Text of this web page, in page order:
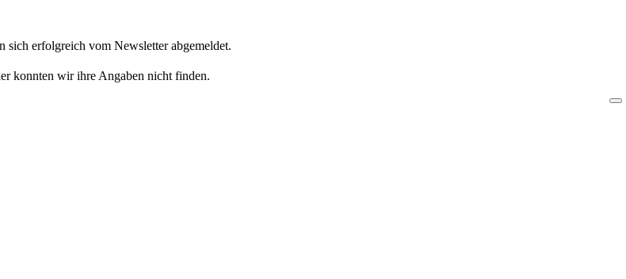
sich erfolgreich vom Newsletter abgemeldet.
konnten wir ihre Angaben nicht finden.